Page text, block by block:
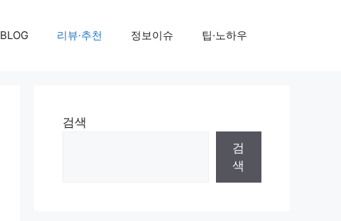
BLOG 리뷰·추천 정보이슈 팁·노하우
검색
검
색